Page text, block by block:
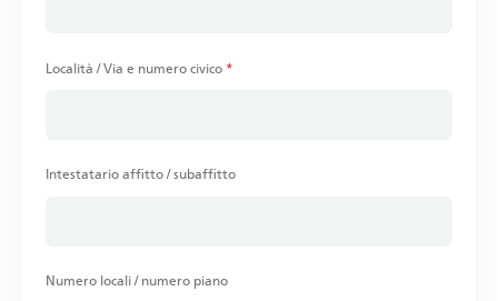
Località / Via e numero civico *
Intestatario affitto / subaffitto
Numero locali / numero piano